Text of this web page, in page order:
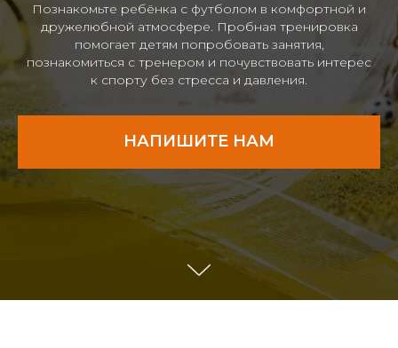
Познакомьте ребёнка с футболом в комфортной и
дружелюбной атмосфере. Пробная тренировка
помогает детям попробовать занятия,
познакомиться с тренером и почувствовать интерес
к спорту без стресса и давления.
НАПИШИТЕ НАМ